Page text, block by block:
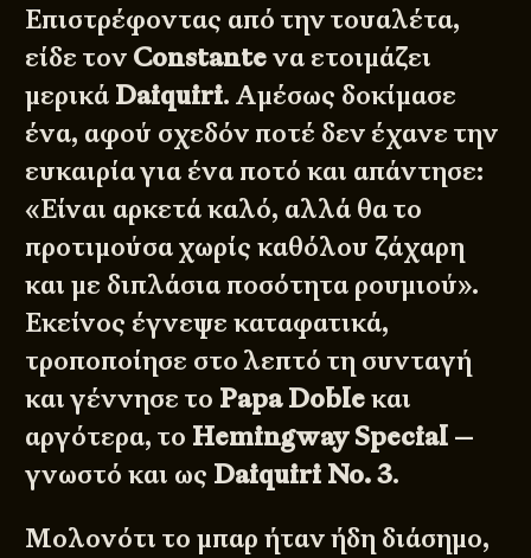
Επιστρέφοντας από την τουαλέτα,
είδε τον Constanteνα ετοιμάζει
μερικά Daiquiri. Αμέσως δοκίμασε
ένα, αφού σχεδόν ποτέ δεν έχανε την
ευκαιρία για ένα ποτό και απάντησε:
«Είναι αρκετά καλό, αλλά θα το
προτιμούσα χωρίς καθόλου ζάχαρη
και με διπλάσια ποσότητα ρουμιού».
Εκείνος έγνεψε καταφατικά,
τροποποίησε στο λεπτό τη συνταγή
και γέννησε το Papa Dobleκαι
αργότερα, το Hemingway Special —
γνωστό και ως Daiquiri Νο. 3.
Μολονότι το μπαρ ήταν ήδη διάσημο,